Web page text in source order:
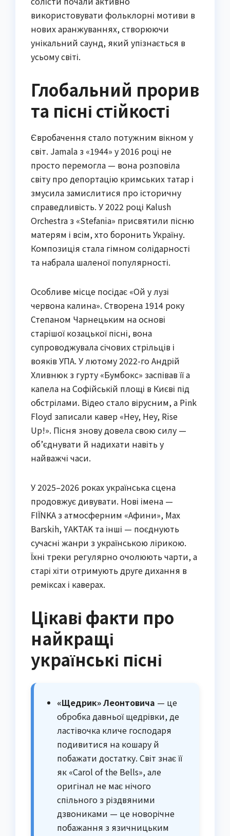
використовувати фольклорні мотиви в
нових аранжуваннях, створюючи
унікальний саунд, який упізнається в
усьому світі.
Глобальний прорив
та пісні стійкості
Євробачення стало потужним вікном у
світ. Jamala з «1944» у 2016 році не
просто перемогла — вона розповіла
світу про депортацію кримських татар і
змусила замислитися про історичну
справедливість. У 2022 році Kalush
Orchestra з «Stefania» присвятили пісню
матерям і всім, хто боронить Україну.
Композиція стала гімном солідарності
та набрала шаленої популярності.
Особливе місце посідає «Ой у лузі
червона калина». Створена 1914 року
Степаном Чарнецьким на основі
старішої козацької пісні, вона
супроводжувала січових стрільців і
вояків УПА. У лютому 2022-го Андрій
Хливнюк з гурту «Бумбокс» заспівав її а
капела на Софійській площі в Києві під
обстрілами. Відео стало вірусним, а Pink
Floyd записали кавер «Hey, Hey, Rise
Up!». Пісня знову довела свою силу —
об’єднувати й надихати навіть у
найважчі часи.
У 2025–2026 роках українська сцена
продовжує дивувати. Нові імена —
FIЇNKA з атмосферним «Афини», Max
Barskih, YAKTAK та інші — поєднують
сучасні жанри з українською лірикою.
Їхні треки регулярно очолюють чарти, а
старі хіти отримують друге дихання в
реміксах і каверах.
Цікаві факти про
найкращі
українські пісні
«Щедрик» Леонтовича — це
обробка давньої щедрівки, де
ластівочка кличе господаря
подивитися на кошару й
побажати достатку. Світ знає її
як «Carol of the Bells», але
оригінал не має нічого
спільного з різдвяними
дзвониками — це новорічне
побажання з язичницьким